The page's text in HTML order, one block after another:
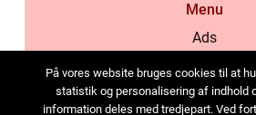
Menu
Ads
Cookies
Contact
På vores website bruges cookies til at
statistik og personalisering af indhold
information deles med tredjepart. Ved